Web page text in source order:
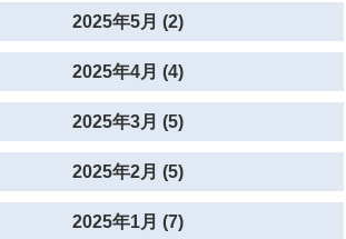
2025年5月 (2)
2025年4月 (4)
2025年3月 (5)
2025年2月 (5)
2025年1月 (7)